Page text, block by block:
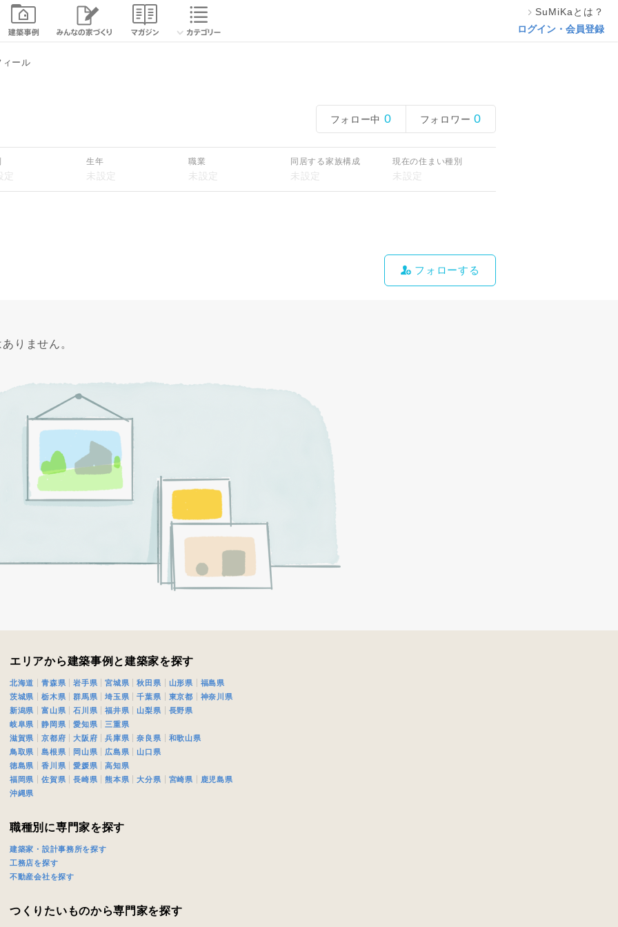
SuMiKaとは？
ログイン・会員登録
続きを読む
ィール
フォロー中 0 フォロワー 0
生年 職業 同居する家族構成 現在の住まい種別
フォローする
りません。
エリアから建築事例と建築家を探す
北海道 青森県 岩手県 宮城県 秋田県 山形県
福島県
茨城県
栃木県 群馬県 埼玉県 千葉県 東京都
神奈川県
新潟県
富山県 石川県 福井県 山梨県
長野県
岐阜県
静岡県 愛知県
三重県
滋賀県
京都府 大阪府 兵庫県 奈良県
和歌山県
鳥取県
島根県 岡山県 広島県
山口県
徳島県
香川県 愛媛県
高知県
福岡県
佐賀県 長崎県 熊本県 大分県 宮崎県
鹿児島県
沖縄県
職種別に専門家を探す
建築家・設計事務所を探す
工務店を探す
不動産会社を探す
つくりたいものから専門家を探す